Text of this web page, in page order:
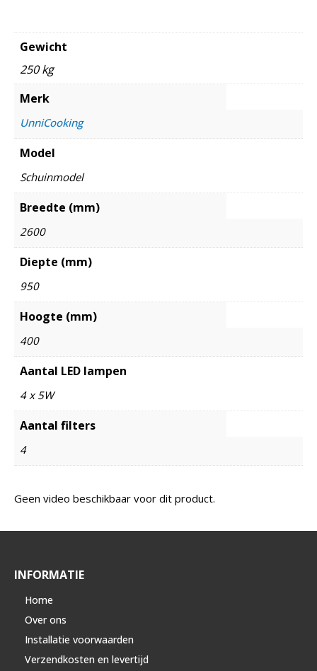
Gewicht
250 kg
Merk
UnniCooking
Model
Schuinmodel
Breedte (mm)
2600
Diepte (mm)
950
Hoogte (mm)
400
Aantal LED lampen
4 x 5W
Aantal filters
4
Geen video beschikbaar voor dit product.
INFORMATIE
Home
Over ons
Installatie voorwaarden
Verzendkosten en levertijd